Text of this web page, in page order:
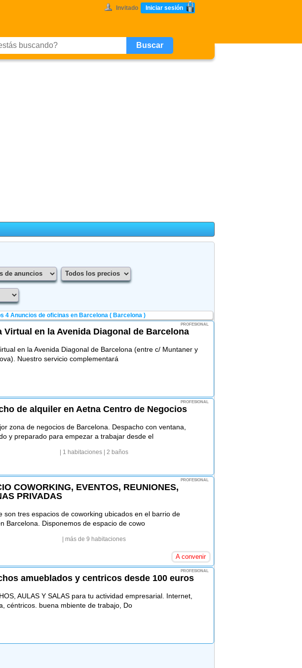
Invitado Iniciar sesión
4 Anuncios de oficinas en Barcelona ( Barcelona )
PROFESIONAL
Virtual en la Avenida Diagonal de Barcelona
en la Avenida Diagonal de Barcelona (entre c/ Muntaner y
Nuestro servicio complementará
PROFESIONAL
de alquiler en Aetna Centro de Negocios
zona de negocios de Barcelona. Despacho con ventana,
y preparado para empezar a trabajar desde el
| 1 habitaciones| 2 baños
PROFESIONAL
COWORKING, EVENTOS, REUNIONES,
PRIVADAS
son tres espacios de coworking ubicados en el barrio de
Barcelona. Disponemos de espacio de cowo
| más de 9 habitaciones
A convenir
PROFESIONAL
amueblados y centricos desde 100 euros
AULAS Y SALAS para tu actividad empresarial. Internet,
céntricos. buena mbiente de trabajo, Do